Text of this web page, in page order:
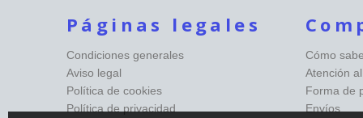
Páginas legales
Condiciones generales
Aviso legal
Política de cookies
Política de privacidad
Cómo
Atención
Forma de
Envíos